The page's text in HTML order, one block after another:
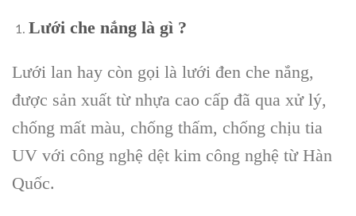
Lưới che nắng là gì ?
Lưới lan hay còn gọi là lưới đen che nắng,
được sản xuất từ nhựa cao cấp đã qua xử lý,
chống mất màu, chống thấm, chống chịu tia
UV với công nghệ dệt kim công nghệ từ Hàn
Quốc.